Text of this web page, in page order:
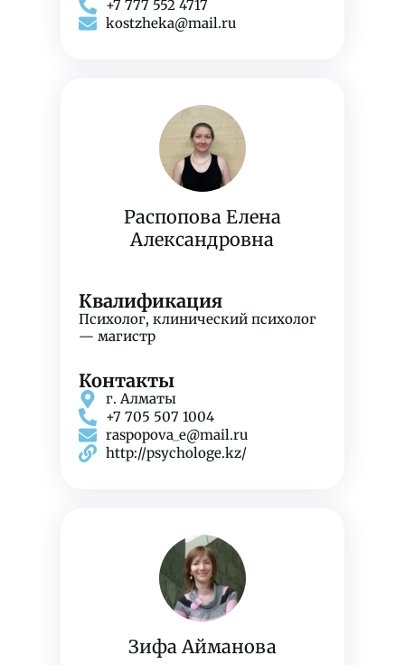
+7 777 552 4717
kostzheka@mail.ru
Распопова Елена
Александровна
Квалификация
Психолог, клинический психолог
— магистр
Контакты
г. Алматы
+7 705 507 1004
raspopova_e@mail.ru
http://psychologe.kz/
Зифа Айманова